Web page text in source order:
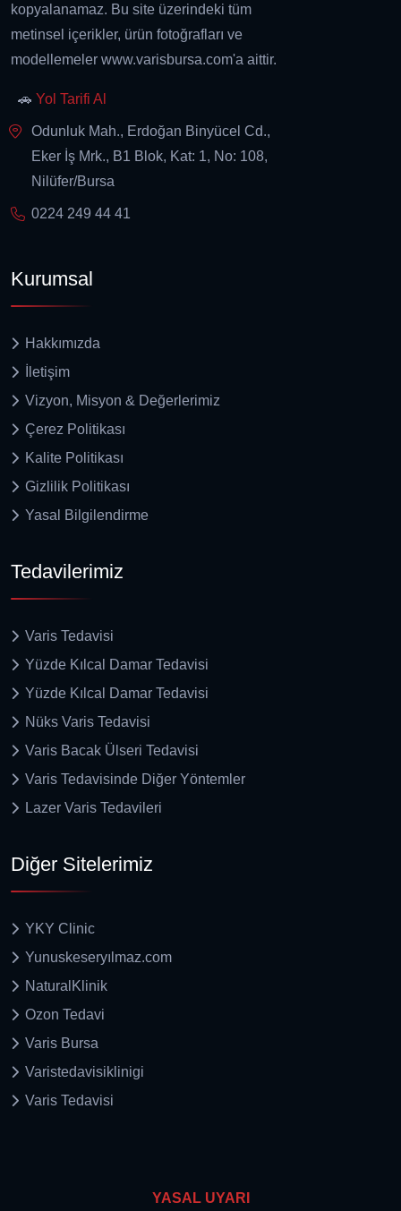
kopyalanamaz. Bu site üzerindeki tüm
metinsel içerikler, ürün fotoğrafları ve
modellemeler www.varisbursa.com'a aittir.
🚗 Yol Tarifi Al
Odunluk Mah., Erdoğan Binyücel Cd.,
Eker İş Mrk., B1 Blok, Kat: 1, No: 108,
Nilüfer/Bursa
0224 249 44 41
Kurumsal
Hakkımızda
İletişim
Vizyon, Misyon & Değerlerimiz
Çerez Politikası
Kalite Politikası
Gizlilik Politikası
Yasal Bilgilendirme
Tedavilerimiz
Varis Tedavisi
Yüzde Kılcal Damar Tedavisi
Yüzde Kılcal Damar Tedavisi
Nüks Varis Tedavisi
Varis Bacak Ülseri Tedavisi
Varis Tedavisinde Diğer Yöntemler
Lazer Varis Tedavileri
Diğer Sitelerimiz
YKY Clinic
Yunuskeseryılmaz.com
NaturalKlinik
Ozon Tedavi
Varis Bursa
Varistedavisiklinigi
Varis Tedavisi
YASAL UYARI